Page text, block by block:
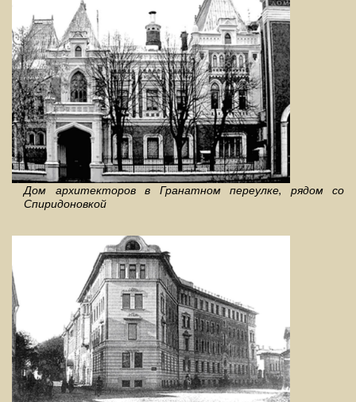
Дом архитекторов в Гранатном переулке, рядом со
Спиридоновкой